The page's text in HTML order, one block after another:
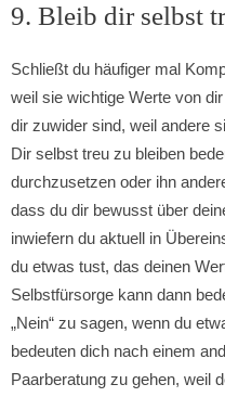
9. Bleib dir selbst
Schließt du häufiger mal
weil sie wichtige Werte von
dir zuwider sind, weil andere
Dir selbst treu zu bleiben
durchzusetzen oder ihn
dass du dir bewusst über
inwiefern du aktuell in
du etwas tust, das deinen
Selbstfürsorge kann dann
„Nein“ zu sagen, wenn du
bedeuten dich nach einem
Paarberatung zu gehen, weil